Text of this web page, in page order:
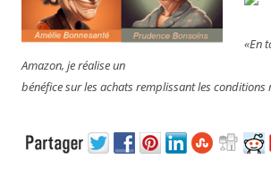
«En
Amazon, je réalise un
bénéfice sur les achats remplissant les conditions